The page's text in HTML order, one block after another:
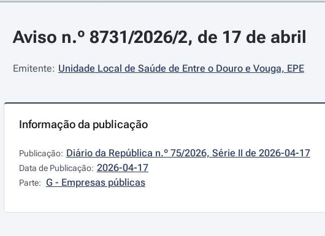
Aviso n.º 8731/2026/2, de 17 de abril
Emitente: Unidade Local de Saúde de Entre o Douro e Vouga, EPE
Informação da publicação
Publicação: Diário da República n.º 75/2026, Série II de 2026-04-17
Data de Publicação: 2026-04-17
Parte: G - Empresas públicas